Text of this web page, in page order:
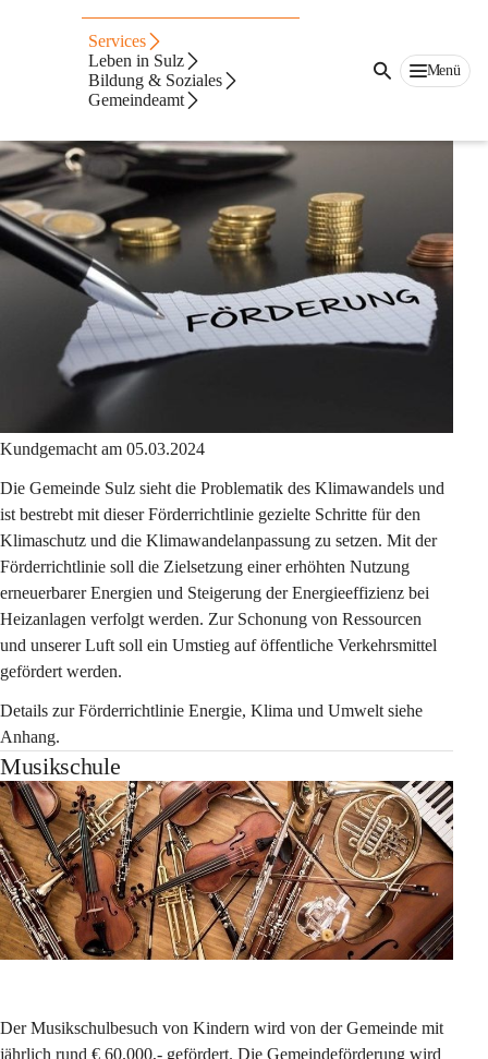
Services
Leben in Sulz
Bildung & Soziales
Gemeindeamt
Menü
Förderungen
Förderrichtlinien - Energie, Klima und Umwelt
Kundgemacht am 05.03.2024
Die Gemeinde Sulz sieht die Problematik des Klimawandels und
ist bestrebt mit dieser Förderrichtlinie gezielte Schritte für den
Klimaschutz und die Klimawandelanpassung zu setzen. Mit der
Förderrichtlinie soll die Zielsetzung einer erhöhten Nutzung
erneuerbarer Energien und Steigerung der Energieeffizienz bei
Heizanlagen verfolgt werden. Zur Schonung von Ressourcen
und unserer Luft soll ein Umstieg auf öffentliche Verkehrsmittel
gefördert werden.
Details zur Förderrichtlinie Energie, Klima und Umwelt siehe
Anhang.
Musikschule
Der Musikschulbesuch von Kindern wird von der Gemeinde mit
jährlich rund € 60.000,- gefördert. Die Gemeindeförderung wird